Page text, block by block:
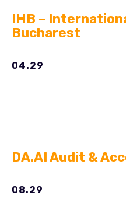
IHB –
Bucharest
04.29
DA.AI Audit &
08.29